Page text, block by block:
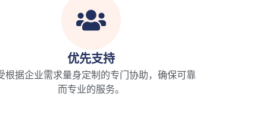
优先支持
根据企业需求量身定制的专门协助，确保可靠
而专业的服务。